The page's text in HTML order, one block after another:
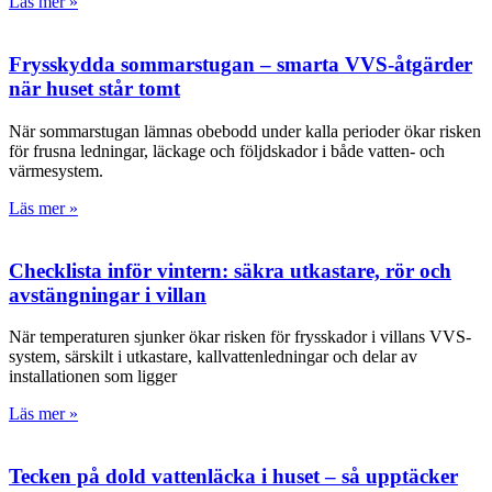
Frysskydda sommarstugan – smarta VVS-åtgärder
när huset står tomt
När sommarstugan lämnas obebodd under kalla perioder ökar risken
för frusna ledningar, läckage och följdskador i både vatten- och
värmesystem.
Läs mer »
Checklista inför vintern: säkra utkastare, rör och
avstängningar i villan
När temperaturen sjunker ökar risken för frysskador i villans VVS-
system, särskilt i utkastare, kallvattenledningar och delar av
installationen som ligger
Läs mer »
Tecken på dold vattenläcka i huset – så upptäcker